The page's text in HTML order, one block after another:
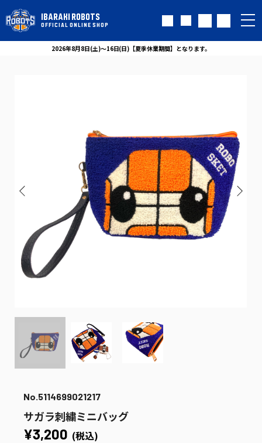
IBARAKI ROBOTS
OFFICIAL ONLINE SHOP
2026年8月8日(土)～16日(日)【夏季休業期間】となります。
No.5114699021217
サガラ刺繍ミニバッグ
¥3,200 (税込)